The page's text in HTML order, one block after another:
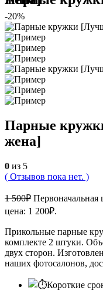
-20%
Парные
жена]
0 из 5
( Отзывов пока нет. )
1 500₽ Первоначальная
цена: 1 200₽.
Прикольные парные
комплекте 2 штуки.
двух сторон.
наших фотосалонов,
Короткие